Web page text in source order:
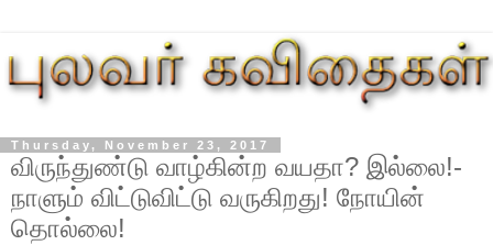
Thursday, November 23, 2017
விருந்துண்டு வாழ்கின்ற வயதா? இல்லை!-
நாளும் விட்டுவிட்டு வருகிறது! நோயின்
தொல்லை!